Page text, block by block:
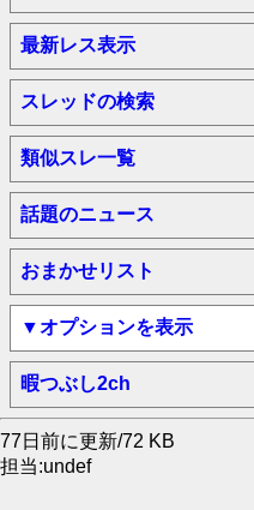
最新レス表示
スレッドの検索
類似スレ一覧
話題のニュース
おまかせリスト
▼オプションを表示
暇つぶし2ch
77日前に更新/72 KB
担当:undef